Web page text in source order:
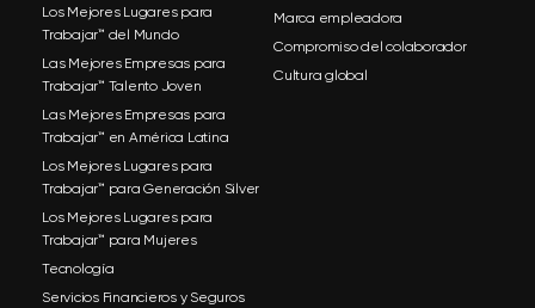
Los Mejores Lugares para
Trabajar™ del Mundo
Las Mejores Empresas para
Trabajar™ Talento Joven
Las Mejores Empresas para
Trabajar™ en América Latina
Los Mejores Lugares para
Trabajar™ para Generación Silver
Los Mejores Lugares para
Trabajar™ para Mujeres
Tecnología
Servicios Financieros y Seguros
Marca empleadora
Compromiso del colaborador
Cultura global